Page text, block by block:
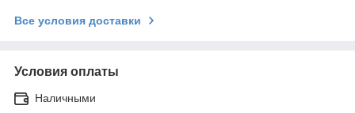
Все условия доставки
Условия оплаты
Наличными